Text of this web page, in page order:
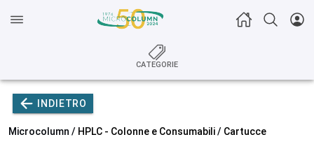
CATEGORIE
INDIETRO
Microcolumn / HPLC - Colonne e Consumabili/ Cartucce